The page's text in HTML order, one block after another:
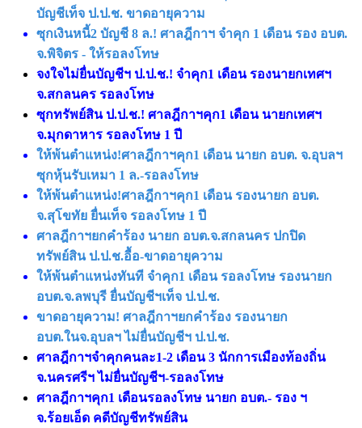
บัญชีเท็จ ป.ป.ช. ขาดอายุความ
ซุกเงินหนี้2 บัญชี 8 ล.! ศาลฎีกาฯ จำคุก 1 เดือน รอง อบต.
จ.พิจิตร - ให้รอลงโทษ
จงใจไม่ยื่นบัญชีฯ ป.ป.ช.! จำคุก1 เดือน รองนายกเทศฯ
จ.สกลนคร รอลงโทษ
ซุกทรัพย์สิน ป.ป.ช.! ศาลฎีกาฯคุก1 เดือน นายกเทศฯ
จ.มุกดาหาร รอลงโทษ 1 ปี
ให้พ้นตำแหน่ง!ศาลฎีกาฯคุก1 เดือน นายก อบต. จ.อุบลฯ
ซุกหุ้นรับเหมา 1 ล.-รอลงโทษ
ให้พ้นตำแหน่ง!ศาลฎีกาฯคุก1 เดือน รองนายก อบต.
จ.สุโขทัย ยื่นเท็จ รอลงโทษ 1 ปี
ศาลฎีกาฯยกคำร้อง นายก อบต.จ.สกลนคร ปกปิด
ทรัพย์สิน ป.ป.ช.อื้อ-ขาดอายุความ
ให้พ้นตำแหน่งทันที จำคุก1 เดือน รอลงโทษ รองนายก
อบต.จ.ลพบุรี ยื่นบัญชีฯเท็จ ป.ป.ช.
ขาดอายุความ! ศาลฎีกาฯยกคำร้อง รองนายก
อบต.ในจ.อุบลฯ ไม่ยื่นบัญชีฯ ป.ป.ช.
ศาลฎีกาฯจำคุกคนละ1-2 เดือน 3 นักการเมืองท้องถิ่น
จ.นครศรีฯ ไม่ยื่นบัญชีฯ-รอลงโทษ
ศาลฎีกาฯคุก1 เดือนรอลงโทษ นายก อบต.- รอง ฯ
จ.ร้อยเอ็ด คดีบัญชีทรัพย์สิน